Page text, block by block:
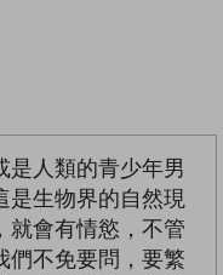
是人類的青少年男
是生物界的自然現
就會有情慾，不管
們不免要問，要繁